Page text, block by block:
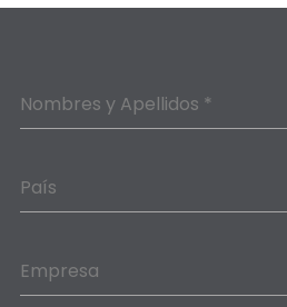
Nombres y Apellidos *
País
Empresa